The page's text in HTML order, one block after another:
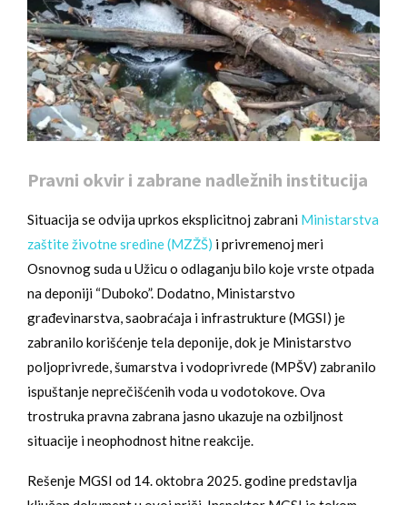
Pravni okvir i zabrane nadležnih institucija
Situacija se odvija uprkos eksplicitnoj zabrani Ministarstva
zaštite životne sredine (MZŽŠ) i privremenoj meri
Osnovnog suda u Užicu o odlaganju bilo koje vrste otpada
na deponiji “Duboko”. Dodatno, Ministarstvo
građevinarstva, saobraćaja i infrastrukture (MGSI) je
zabranilo korišćenje tela deponije, dok je Ministarstvo
poljoprivrede, šumarstva i vodoprivrede (MPŠV) zabranilo
ispuštanje neprečišćenih voda u vodotokove. Ova
trostruka pravna zabrana jasno ukazuje na ozbiljnost
situacije i neophodnost hitne reakcije.
Rešenje MGSI od 14. oktobra 2025. godine predstavlja